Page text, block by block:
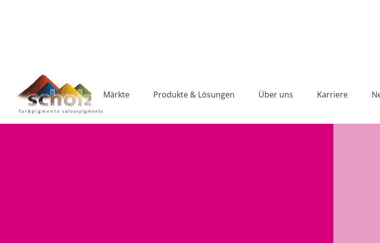
Märkte Produkte & Lösungen Über uns Karriere